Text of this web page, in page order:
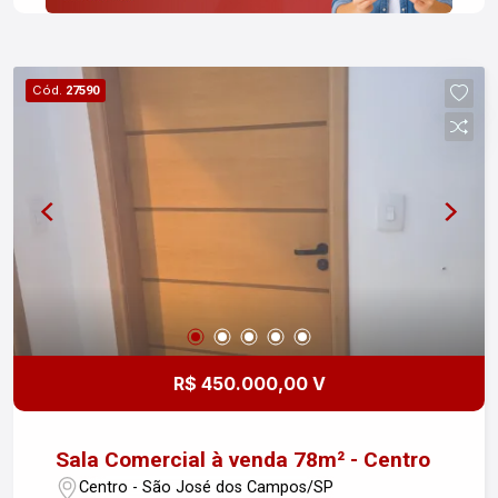
Cód. 27590
R$ 450.000,00 V
Sala Comercial à venda 78m² - Centro
Centro - São José dos Campos/SP